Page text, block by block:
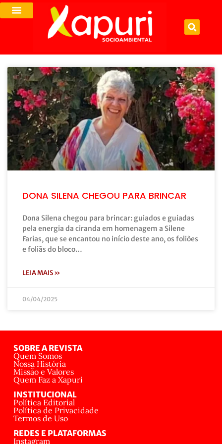
DONA SILENA CHEGOU PARA BRINCAR
Dona Silena chegou para brincar: guiados e guiadas
pela energia da ciranda em homenagem a Silene
Farias, que se encantou no início deste ano, os foliões
e foliãs do bloco…
LEIA MAIS »
04/04/2025
SOBRE A REVISTA
Quem Somos
Nossa História
Missão e Valores
Quem Faz a Xapuri
INSTITUCIONAL
Política Editorial
Política de Privacidade
Termos de Uso
REDES E PLATAFORMAS
Instagram